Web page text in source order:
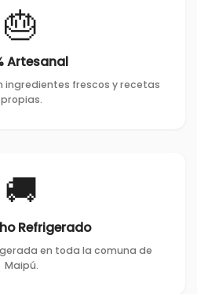
🎂
Artesanal
ingredientes frescos y recetas
propias.
🚚
Refrigerado
en toda la comuna de
Maipú.